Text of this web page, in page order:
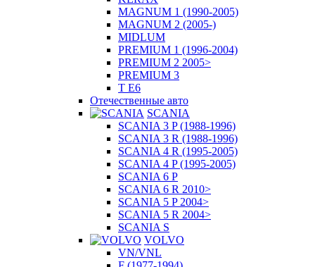
MAGNUM 1 (1990-2005)
MAGNUM 2 (2005-)
MIDLUM
PREMIUM 1 (1996-2004)
PREMIUM 2 2005>
PREMIUM 3
T E6
Отечественные авто
SCANIA
SCANIA 3 P (1988-1996)
SCANIA 3 R (1988-1996)
SCANIA 4 R (1995-2005)
SCANIA 4 P (1995-2005)
SCANIA 6 P
SCANIA 6 R 2010>
SCANIA 5 P 2004>
SCANIA 5 R 2004>
SCANIA S
VOLVO
VN/VNL